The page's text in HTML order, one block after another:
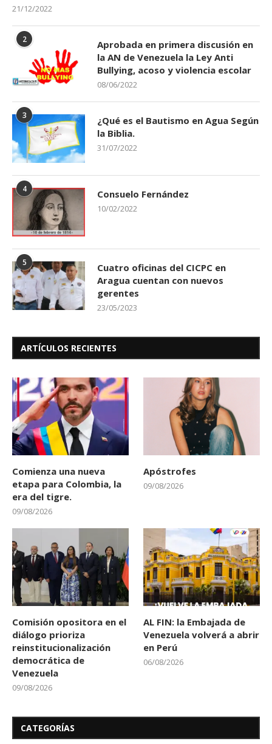
21/12/2022
2
Aprobada en primera discusión en
la AN de Venezuela la Ley Anti
Bullying, acoso y violencia escolar
08/06/2022
3
¿Qué es el Bautismo en Agua Según
la Biblia.
31/07/2022
4 Consuelo Fernández
10/02/2022
5
Cuatro oficinas del CICPC en
Aragua cuentan con nuevos
gerentes
23/05/2023
ARTÍCULOS RECIENTES
Comienza una nueva
etapa para Colombia, la
era del tigre.
09/08/2026
Apóstrofes
09/08/2026
Comisión opositora en el
diálogo prioriza
reinstitucionalización
democrática de
Venezuela
09/08/2026
AL FIN: la Embajada de
Venezuela volverá a abrir
en Perú
06/08/2026
CATEGORÍAS